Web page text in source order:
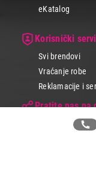
eKatalog
Korisnički
Svi brendovi
Vraćanje robe
Reklamacije i
Pratite nas na